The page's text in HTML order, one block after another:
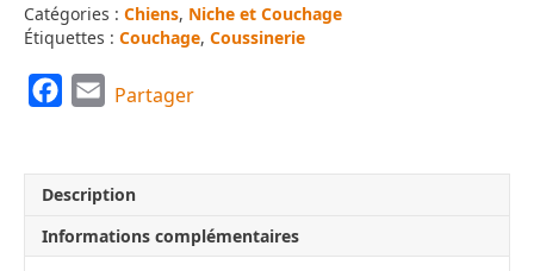
Catégories : Chiens, Niche et Couchage
Étiquettes : Couchage, Coussinerie
e
b
o
i
Partager
Description
Informations complémentaires